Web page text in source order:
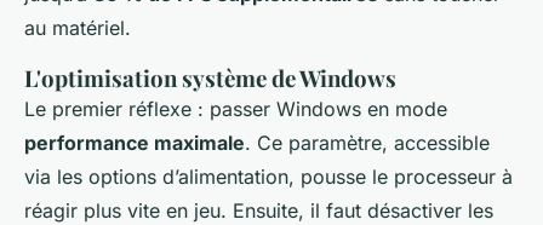
au matériel.
L'optimisation système de Windows
Le premier réflexe : passer Windows en mode
performance maximale. Ce paramètre, accessible
via les options d’alimentation, pousse le processeur à
réagir plus vite en jeu. Ensuite, il faut désactiver les